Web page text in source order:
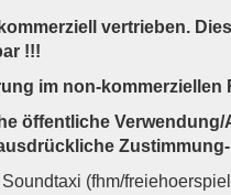
vertrieben.
!!!
im non-
öffentliche
(fhm/